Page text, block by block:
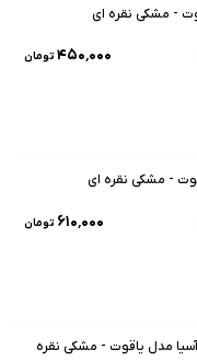
- مشکی نقره ای
۴۵۰٬۰۰۰ تومان
- مشکی نقره ای
۶۱۰٬۰۰۰ تومان
مدل یاقوت - مشکی نقره